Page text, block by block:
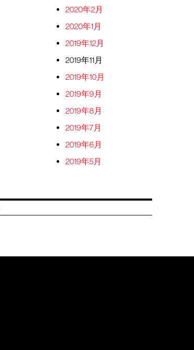
2020年2月
2020年1月
2019年12月
2019年11月
2019年10月
2019年9月
2019年8月
2019年7月
2019年6月
2019年5月